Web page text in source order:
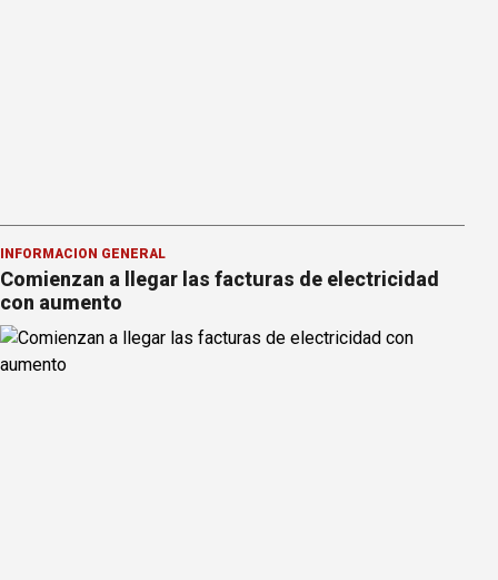
INFORMACION GENERAL
Comienzan a llegar las facturas de electricidad
con aumento